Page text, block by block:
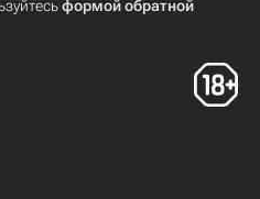
формой обратной